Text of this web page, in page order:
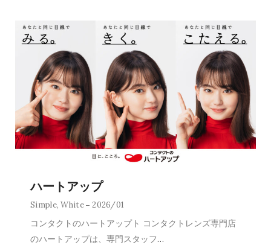
ハートアップ
Simple,White 2026/01
コンタクトのハートアップト コンタクトレンズ専門店
のハートアップは、専門スタッフ…